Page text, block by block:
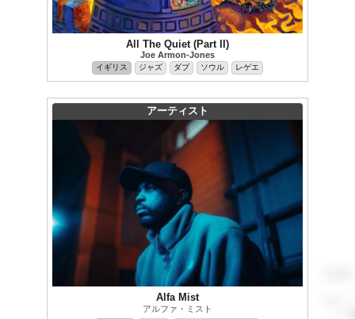
All The Quiet (Part II)
Joe Armon-Jones
イギリス ジャズ ダブ ソウル レゲエ
アーティスト
Alfa Mist
アルファ・ミスト